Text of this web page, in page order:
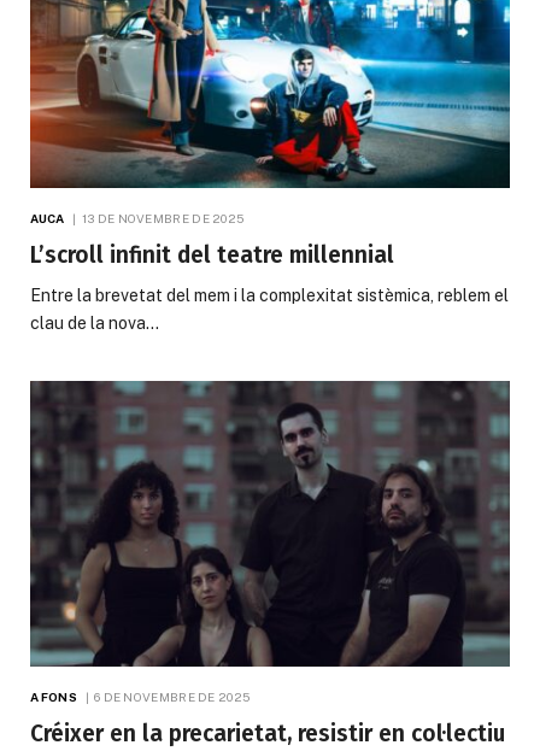
AUCA 13 DE NOVEMBRE DE 2025
L’scroll infinit del teatre millennial
Entre la brevetat del mem i la complexitat sistèmica, reblem el
clau de la nova…
A FONS 6 DE NOVEMBRE DE 2025
Créixer en la precarietat, resistir en col·lectiu